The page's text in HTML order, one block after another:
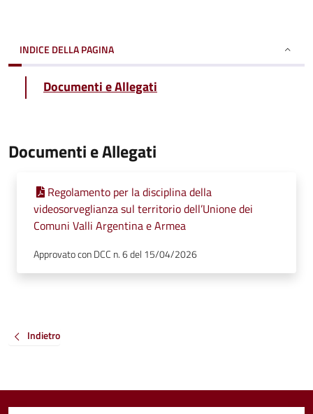
INDICE DELLA PAGINA
Documenti e Allegati
Documenti e Allegati
Regolamento per la disciplina della
videosorveglianza sul territorio dell’Unione dei
Comuni Valli Argentina e Armea
Approvato con DCC n. 6 del 15/04/2026
Indietro